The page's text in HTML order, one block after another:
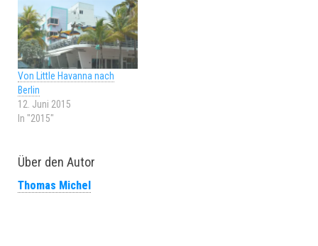
Von Little Havanna nach
Berlin
12. Juni 2015
In "2015"
Über den Autor
Thomas Michel